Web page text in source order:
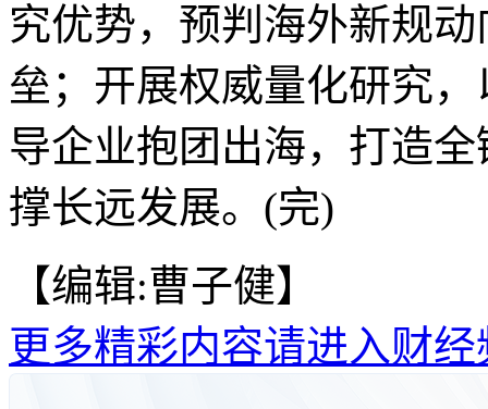
究优势，预判海外新规
垒；开展权威量化研究
导企业抱团出海，打造
撑长远发展。(完)
【编辑:曹子健】
更多精彩内容请进入财经